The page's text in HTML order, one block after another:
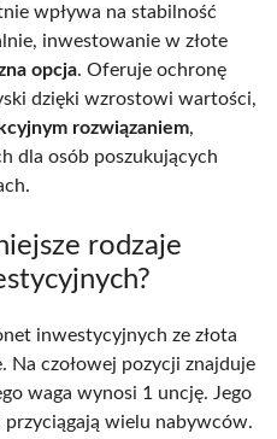
wpływa na stabilność
inwestowanie w złote
opcja. Oferuje ochronę
dzięki wzrostowi wartości,
rozwiązaniem,
dla osób poszukujących
rodzaje
inwestycyjnych ze złota
Na czołowej pozycji znajduje
waga wynosi 1 uncję. Jego
przyciągają wielu nabywców.